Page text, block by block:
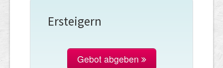
Ersteigern
Gebot abgeben